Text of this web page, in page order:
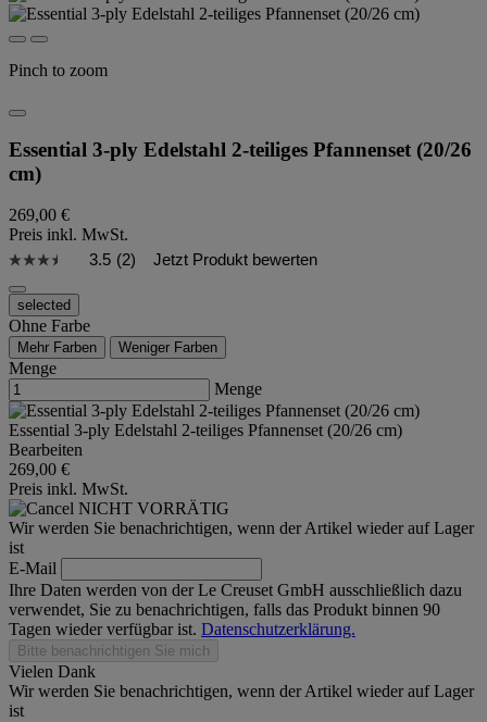
Pinch to zoom
Essential 3-ply Edelstahl 2-teiliges Pfannenset (20/26
cm)
269,00 €
Preis inkl. MwSt.
3.5 (2) Jetzt Produkt bewerten
selected
Ohne Farbe
Mehr Farben Weniger Farben
Menge
Menge
Essential 3-ply Edelstahl 2-teiliges Pfannenset (20/26 cm)
Bearbeiten
269,00 €
Preis inkl. MwSt.
NICHT VORRÄTIG
Wir werden Sie benachrichtigen, wenn der Artikel wieder auf Lager
ist
E-Mail
Ihre Daten werden von der Le Creuset GmbH ausschließlich dazu
verwendet, Sie zu benachrichtigen, falls das Produkt binnen 90
Tagen wieder verfügbar ist. Datenschutzerklärung.
Bitte benachrichtigen Sie mich
Vielen Dank
Wir werden Sie benachrichtigen, wenn der Artikel wieder auf Lager
ist